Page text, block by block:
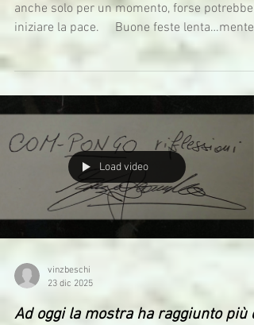
anche solo per un momento, forse potrebbe
iniziare la pace. ⠀ Buone feste lenta…mente
“…mente – mostra ed esperienza immersiva”
lunedì, il martedì e il 25 e il 26 dicembre.
Belle Arti SantaGiulia Fondazione PInAC
Comune di Brescia Il Calabrone
Load video
vinzbeschi
23 dic 2025
Ad oggi la mostra ha raggiunto più di